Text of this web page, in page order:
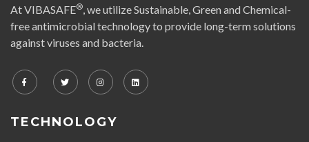
At VIBASAFE® , we utilize Sustainable, Green and Chemical-
free antimicrobial technology to provide long-term solutions
against viruses and bacteria.
TECHNOLOGY